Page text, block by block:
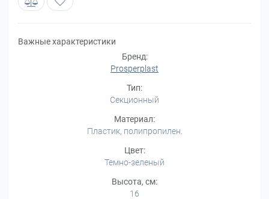
Важные характеристики
Бренд:
Prosperplast
Тип:
Секционный
Материал:
Пластик, полипропилен.
Цвет:
Темно-зеленый
Высота, см:
16